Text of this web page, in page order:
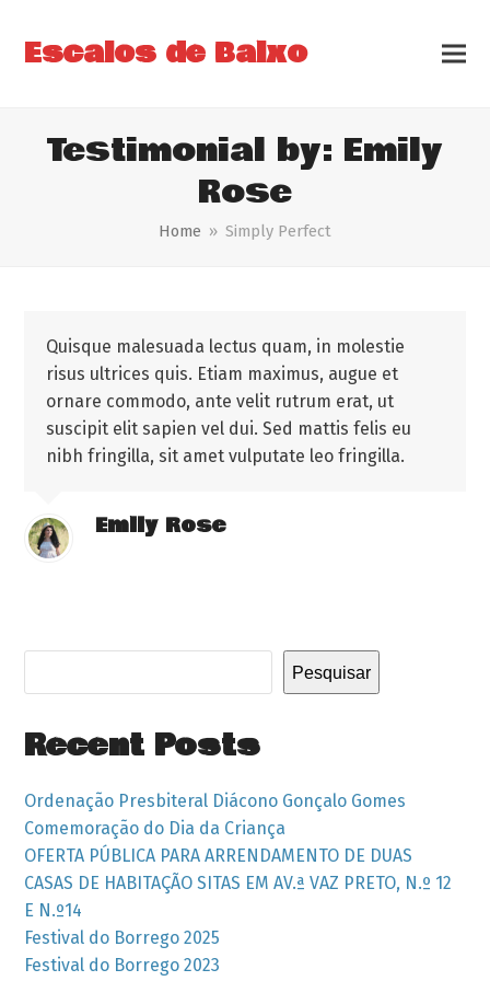
Escalos de Baixo
Testimonial by: Emily
Rose
Home » Simply Perfect
Quisque malesuada lectus quam, in molestie
risus ultrices quis. Etiam maximus, augue et
ornare commodo, ante velit rutrum erat, ut
suscipit elit sapien vel dui. Sed mattis felis eu
nibh fringilla, sit amet vulputate leo fringilla.
Emily Rose
Pesquisar
Recent Posts
Ordenação Presbiteral Diácono Gonçalo Gomes
Comemoração do Dia da Criança
OFERTA PÚBLICA PARA ARRENDAMENTO DE DUAS
CASAS DE HABITAÇÃO SITAS EM AV.ª VAZ PRETO, N.º 12
E N.º14
Festival do Borrego 2025
Festival do Borrego 2023